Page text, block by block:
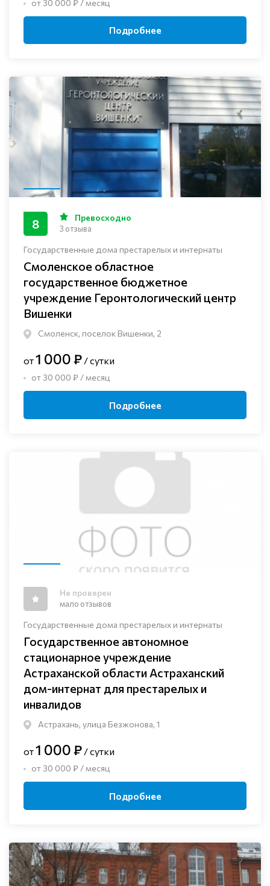
от 30 000 ₽ / месяц
Подробнее
Государственные дома престарелых и интернаты
Смоленское областное
государственное бюджетное
учреждение Геронтологический центр
Вишенки
Смоленск, поселок Вишенки, 2
8 Превосходно
3 отзыва
от1 000 ₽ / сутки
от 30 000 ₽ / месяц
Подробнее
Государственные дома престарелых и интернаты
Государственное автономное
стационарное учреждение
Астраханской области Астраханский
дом-интернат для престарелых и
инвалидов
Астрахань, улица Безжонова, 1
Не проверен
мало отзывов
от1 000 ₽ / сутки
от 30 000 ₽ / месяц
Подробнее